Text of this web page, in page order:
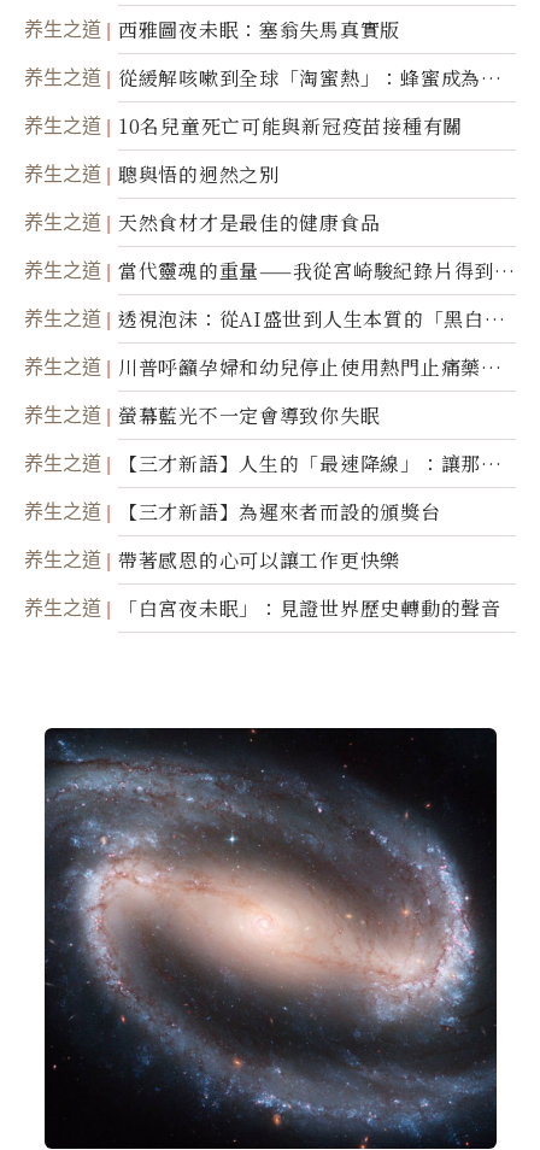
撼
养生之道 西雅圖夜未眠：塞翁失馬真實版
养生之道
從緩解咳嗽到全球「淘蜜熱」：蜂蜜成為健
康產業前沿商品
养生之道 10名兒童死亡可能與新冠疫苗接種有關
养生之道 聰與悟的迥然之別
养生之道 天然食材才是最佳的健康食品
养生之道
當代靈魂的重量——我從宮崎駿紀錄片得到的
省思
养生之道
透視泡沫：從AI盛世到人生本質的「黑白一
瞬」
养生之道
川普呼籲孕婦和幼兒停止使用熱門止痛藥泰
諾
养生之道 螢幕藍光不一定會導致你失眠
养生之道
【三才新語】人生的「最速降線」：讓那道
光，帶你滑向自己
养生之道 【三才新語】為遲來者而設的頒獎台
养生之道 帶著感恩的心可以讓工作更快樂
养生之道 「白宮夜未眠」：見證世界歷史轉動的聲音